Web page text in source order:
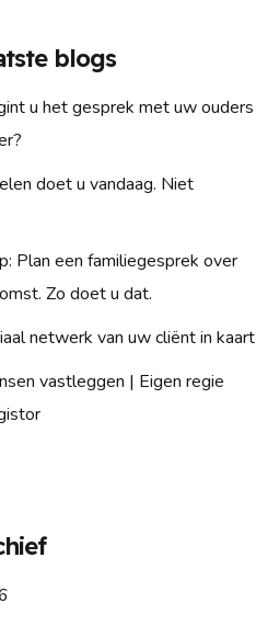
blogs
u het gesprek met uw ouders
doet u vandaag. Niet
Plan een familiegesprek over
Zo doet u dat.
netwerk van uw cliënt in kaart
vastleggen | Eigen regie